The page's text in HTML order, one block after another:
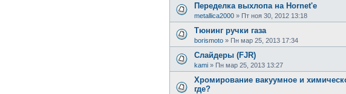
Переделка выхлопа на Hornet'e
metallica2000 » Пт ноя 30, 2012 13:18
Тюнинг ручки газа
borismoto » Пн мар 25, 2013 17:34
Слайдеры (FJR)
kami » Пн мар 25, 2013 13:27
Хромирование вакуумное и
где?